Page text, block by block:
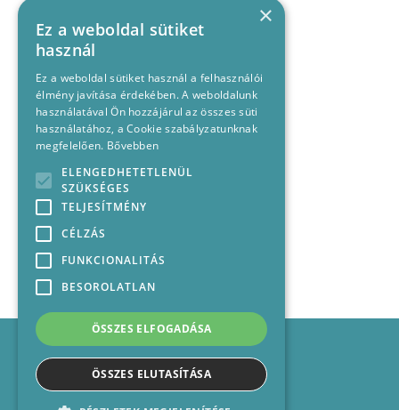
Impresszum
Médiajánlat
Felhasználási feltételek
×
Ez a weboldal sütiket
használ
Ez a weboldal sütiket használ a felhasználói
élmény javítása érdekében. A weboldalunk
használatával Ön hozzájárul az összes süti
használatához, a Cookie szabályzatunknak
megfelelően. Bővebben
ELENGEDHETETLENÜL
SZÜKSÉGES
TELJESÍTMÉNY
CÉLZÁS
FUNKCIONALITÁS
BESOROLATLAN
ÖSSZES ELFOGADÁSA
ÖSSZES ELUTASÍTÁSA